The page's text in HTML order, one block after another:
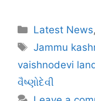
Latest News
Jammu
vaishnodevi
વૈષ્ણોદેવી